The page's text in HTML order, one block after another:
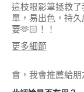
這枝眼影筆拯救
單，易出色，持
要🫶🏻！！
更多細節
肌膚類型
會，我會推薦給朋